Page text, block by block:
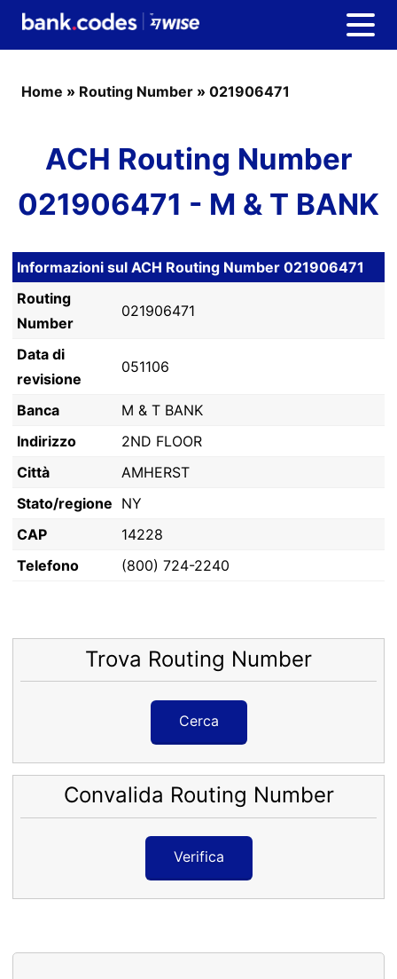
Home » Routing Number » 021906471
ACH Routing Number
021906471 - M & T BANK
Informazioni sul ACH Routing Number 021906471
Routing
Number
021906471
Data di
revisione
051106
Banca
M & T BANK
Indirizzo
2ND FLOOR
Città
AMHERST
Stato/regione NY
CAP
14228
Telefono
(800) 724-2240
Trova Routing Number
Cerca
Convalida Routing Number
Verifica